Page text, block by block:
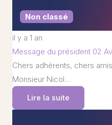
Non classé
il y a 1 an
Message du président 02
Chers adhérents, chers
Monsieur Nicol…
Lire la suite